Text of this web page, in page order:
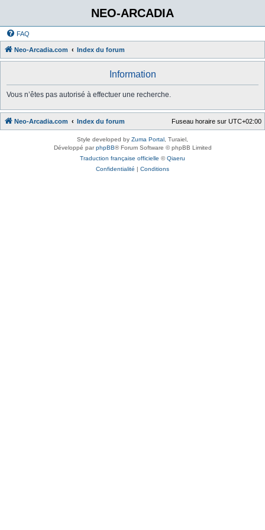
NEO-ARCADIA
FAQ
Neo-Arcadia.com Index du forum
Information
Vous n’êtes pas autorisé à effectuer une recherche.
Neo-Arcadia.com Index du forum Fuseau horaire sur UTC+02:00
Style developed by Zuma Portal , Turaiel,
Développé parphpBB® Forum Software © phpBB Limited
Traduction française officielle ©Qiaeru
Confidentialité | Conditions